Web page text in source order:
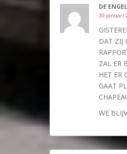
DE ENGEL
30 januari
DAT ZIJ
ZAL ER
HET ER
GAAT
WE